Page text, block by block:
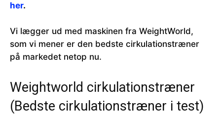
her.
Vi lægger ud med maskinen fra WeightWorld,
som vi mener er den bedste cirkulationstræner
på markedet netop nu.
Weightworld cirkulationstræner
(Bedste cirkulationstræner i test)